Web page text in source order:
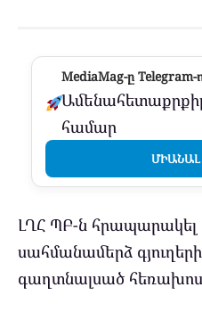
MediaMag-ը Telegram-
համար
ՄԻԱՆԱԼ
ԼՂՀ ՊԲ-ն հրապարակել
սահմանամերձ
գաղտնալսած